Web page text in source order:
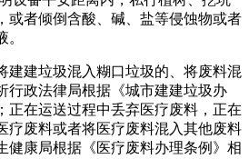
或者倾倒含酸、碱、盐等侵蚀物或者
建垃圾混入糊口垃圾的、将废料混
行政法律局根据《城市建建垃圾办
正在运送过程中丢弃医疗废料，正在
疗废料或者将医疗废料混入其他废料
健康局根据《医疗废料办理条例》相